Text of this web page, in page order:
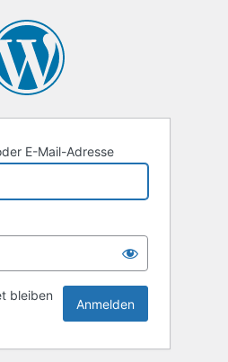
E-Mail-Adresse
bleiben